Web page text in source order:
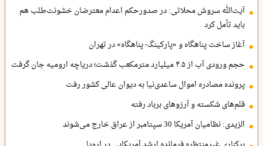
آیت‌الله سروش محلاتی: در صدورحکم اعدام معترضان خشونت‌طلب هم
باید تأمل کرد
آغاز ساخت پناهگاه و «پارکینگ- پناهگاه» در تهران
حجم ورودی آب از ۴.۵ میلیارد مترمکعب گذشت؛ دریاچه ارومیه جان گرفت
پرونده مصادره اموال ساعدی‌نیا به دیوان عالی کشور رفت
قلم‌های شکسته و آرزوهای برباد رفته
الزیدی: نظامیان آمریکا 30 سپتامبر از عراق خارج می‌شوند